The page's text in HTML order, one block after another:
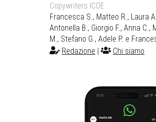
Copywriters ICOE
Francesca S., Matteo R., Laura
Antonella B., Giorgio F., Anna C.,
M., Stefano G., Adele P. e
Redazione
Chi siamo